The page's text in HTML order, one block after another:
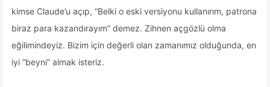
kimse Claude’u açıp, “Belki o eski versiyonu kullanırım, patrona
biraz para kazandırayım” demez. Zihnen açgözlü olma
eğilimindeyiz. Bizim için değerli olan zamanımız olduğunda, en
iyi “beyni” almak isteriz.